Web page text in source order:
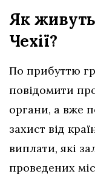
Як
Чехії?
По прибуттю
повідомити
органи, а вже
захист від
виплати, які
проведених